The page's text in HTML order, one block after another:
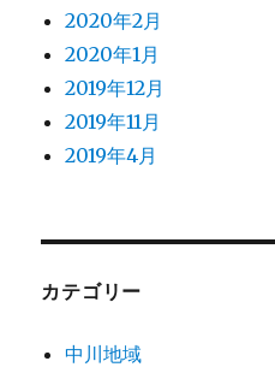
2020年2月
2020年1月
2019年12月
2019年11月
2019年4月
カテゴリー
中川地域